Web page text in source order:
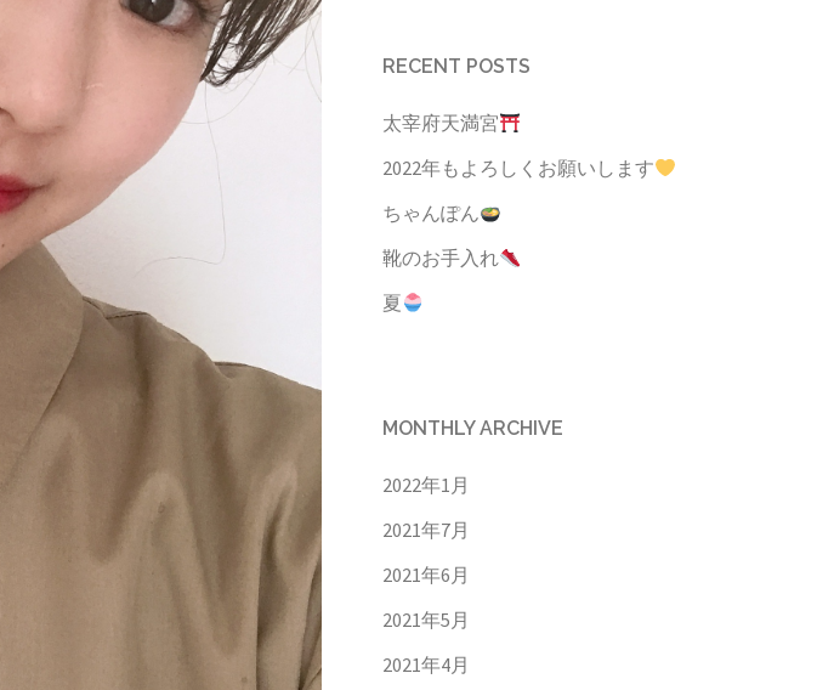
RECENT POSTS
太宰府天満宮
2022年もよろしくお願いします
ちゃんぽん
靴のお手入れ
夏
MONTHLY ARCHIVE
2022年1月
2021年7月
2021年6月
2021年5月
2021年4月